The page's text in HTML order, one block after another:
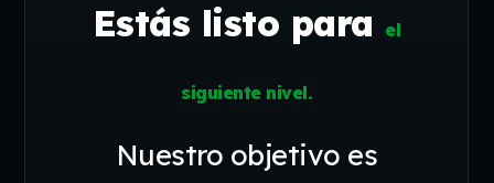
Estás listo para el
siguiente nivel.
Nuestro objetivo es